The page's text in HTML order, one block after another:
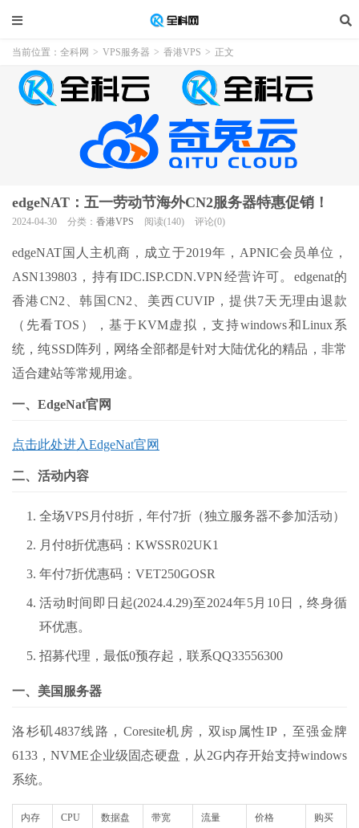
当前位置： 全科网 > VPS服务器 > 香港VPS > 正文
edgeNAT：五一劳动节海外CN2服务器特惠促销！
2024-04-30 分类： 香港VPS 阅读(140) 评论(0)
edgeNAT国人主机商，成立于2019年，APNIC会员单位，
ASN139803，持有IDC.ISP.CDN.VPN经营许可。edgenat的
香港CN2、韩国CN2、美西CUVIP，提供7天无理由退款
（先看TOS），基于KVM虚拟，支持windows和Linux系
统，纯SSD阵列，网络全部都是针对大陆优化的精品，非常
适合建站等常规用途。
一、EdgeNat官网
点击此处进入EdgeNat官网
二、活动内容
全场VPS月付8折，年付7折（独立服务器不参加活动）
月付8折优惠码：KWSSR02UK1
年付7折优惠码：VET250GOSR
活动时间即日起(2024.4.29)至2024年5月10日，终身循
环优惠。
招募代理，最低0预存起，联系QQ33556300
一、美国服务器
洛杉矶4837线路，Coresite机房，双isp属性IP，至强金牌
6133，NVME企业级固态硬盘，从2G内存开始支持windows
系统。
内存 CPU 数据盘 带宽 流量 价格 购买